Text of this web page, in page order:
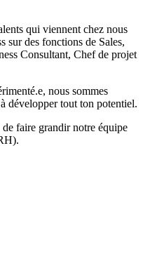
qui viennent chez nous
sur des fonctions de Sales,
Consultant, Chef de projet
nous sommes
développer tout ton potentiel.
faire grandir notre équipe